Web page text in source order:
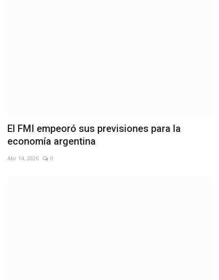
El FMI empeoró sus previsiones para la
economía argentina
Abr 14, 2026 0